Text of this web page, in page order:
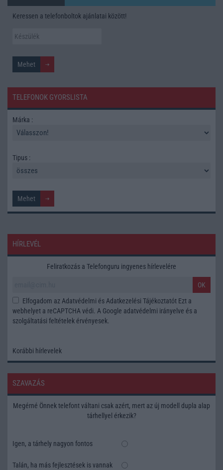
Keressen a telefonboltok ajánlatai között!
TELEFONOK GYORSLISTA
Márka :
Tipus :
HÍRLEVÉL
Feliratkozás a Telefonguru ingyenes hírlevelére
OK
Elfogadom az Adatvédelmi és Adatkezelési Tájékoztatót Ezt a
webhelyet a reCAPTCHA védi. A Google adatvédelmi irányelve és a
szolgáltatási feltételek érvényesek.
Korábbi hírlevelek
SZAVAZÁS
Megérné Önnek telefont váltani csak azért, mert az új modell dupla alap
tárhellyel érkezik?
Igen, a tárhely nagyon fontos
Talán, ha más fejlesztések is vannak